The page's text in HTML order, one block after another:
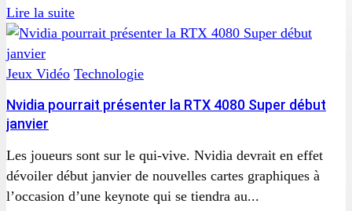
Lire la suite
Jeux Vidéo Technologie
Nvidia pourrait présenter la RTX 4080 Super début
janvier
Les joueurs sont sur le qui-vive. Nvidia devrait en effet
dévoiler début janvier de nouvelles cartes graphiques à
l’occasion d’une keynote qui se tiendra au...